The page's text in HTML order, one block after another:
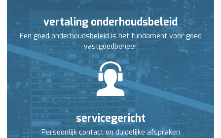
vertaling onderhoudsbeleid
Een goed onderhoudsbeleid is het fundament voor goed
vastgoedbeheer
servicegericht
Persoonlijk contact en duidelijke afspraken